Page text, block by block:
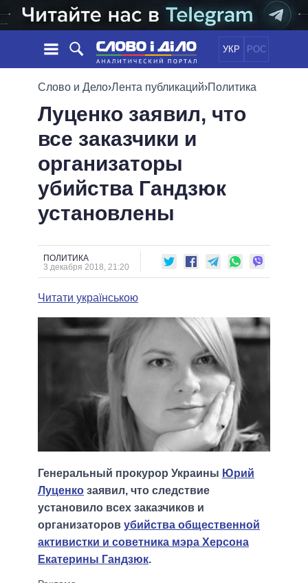
УКР РОС
НОВОСТИ
ЛЕНТА
СОБЫТИЯ
СТАТЬИ
МНЕНИЯ
ОБЗОРЫ
ДАЙДЖЕСТЫ
ПОЛИТИКА
ЭКОНОМИКА
ОБЩЕСТВО
ОБЕЩАНИЯ
ПОЛИТИКИ
ВСЕ ПОЛИТИКИ
ПРЕЗИДЕНТ И ОФИС
ВЕРХОВНАЯ РАДА
ГЛАВЫ ОБЛАДМИНИСТРАЦИЙ
МЭРЫ
ВСЕ ПЕРСОНЫ
ИНФОГРАФИКА
ВИДЕО
СРАВНЕНИЕ ПОЛИТИКОВ
Слово и Дело›Лента публикаций›Политика
Луценко заявил, что
все заказчики и
организаторы
убийства Гандзюк
установлены
ПОЛИТИКА
3 декабря 2018, 21:20
Читати українською
Генеральный прокурор Украины Юрий
Луценко заявил, что следствие
установило всех заказчиков и
организаторов убийства общественной
активистки и советника мэра Херсона
Екатерины Гандзюк.